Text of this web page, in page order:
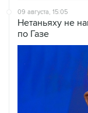
09 августа, 15:05
Нетаньяху не
по Газе